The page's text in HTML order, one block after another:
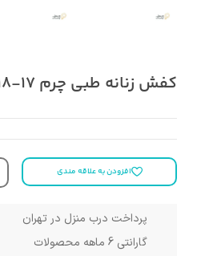
کفش زنانه طبی چرم mrc2118-17
افزودن به علاقه مندی
پرداخت درب منزل در تهران
گارانتی 6 ماهه محصولات